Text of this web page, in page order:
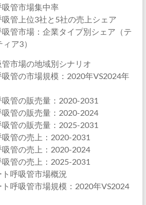
管市場集中率
管上位3社と5社の売上シェア
管市場：企業タイプ別シェア（テ
ア3）
市場の地域別シナリオ
管の市場規模：2020年VS2024年
管の販売量：2020-2031
管の販売量：2020-2024
管の販売量：2025-2031
管の売上：2020-2031
管の売上：2020-2024
管の売上：2025-2031
呼吸管市場概況
呼吸管市場規模：2020年VS2024